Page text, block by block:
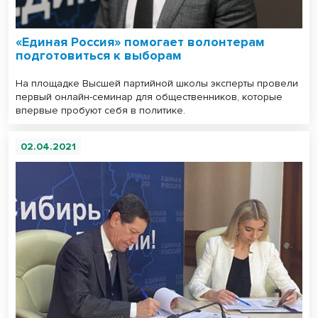
«Единая Россия» помогает волонтерам
подготовиться к выборам
На площадке Высшей партийной школы эксперты провели
первый онлайн-семинар для общественников, которые
впервые пробуют себя в политике.
02.04.2021